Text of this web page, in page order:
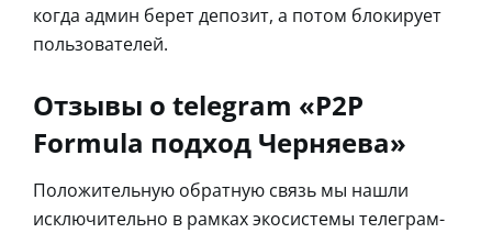
когда админ берет депозит, а потом блокирует
пользователей.
Отзывы о telegram «P2P
Formula подход Черняева»
Положительную обратную связь мы нашли
исключительно в рамках экосистемы телеграм-